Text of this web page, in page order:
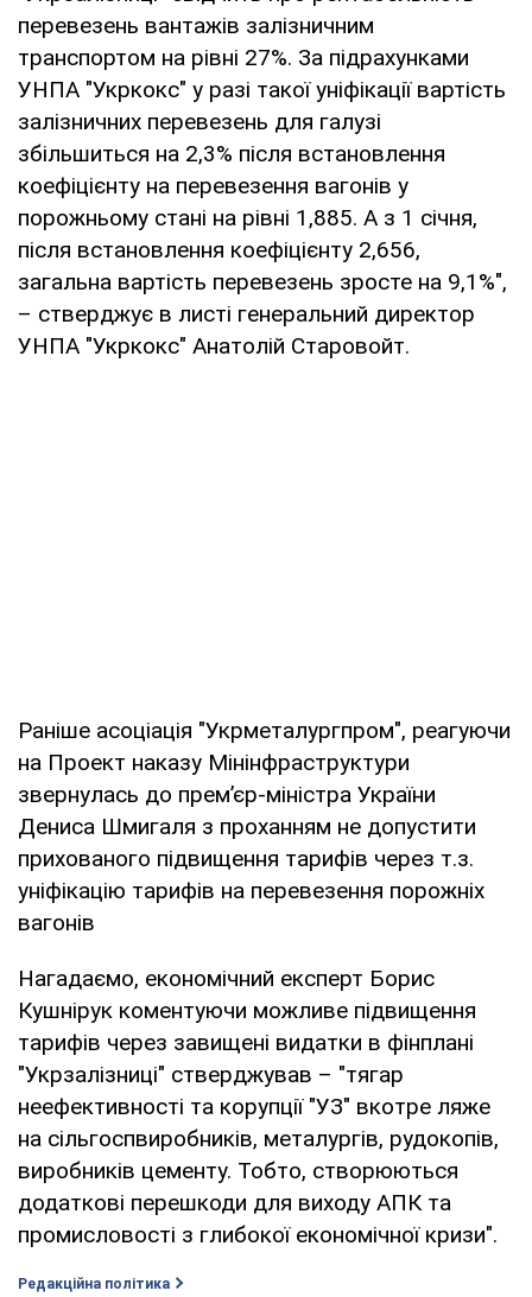
перевезень вантажів залізничним
транспортом на рівні 27%. За підрахунками
УНПА "Укркокс" у разі такої уніфікації вартість
залізничних перевезень для галузі
збільшиться на 2,3% після встановлення
коефіцієнту на перевезення вагонів у
порожньому стані на рівні 1,885. А з 1 січня,
після встановлення коефіцієнту 2,656,
загальна вартість перевезень зросте на 9,1%",
– стверджує в листі генеральний директор
УНПА "Укркокс" Анатолій Старовойт.
Раніше асоціація "Укрметалургпром", реагуючи
на Проект наказу Мінінфраструктури
звернулась до прем’єр-міністра України
Дениса Шмигаля з проханням не допустити
прихованого підвищення тарифів через т.з.
уніфікацію тарифів на перевезення порожніх
вагонів
Нагадаємо, економічний експерт Борис
Кушнірук коментуючи можливе підвищення
тарифів через завищені видатки в фінплані
"Укрзалізниці" стверджував – "тягар
неефективності та корупції "УЗ" вкотре ляже
на сільгоспвиробників, металургів, рудокопів,
виробників цементу. Тобто, створюються
додаткові перешкоди для виходу АПК та
промисловості з глибокої економічної кризи".
Редакційна політика